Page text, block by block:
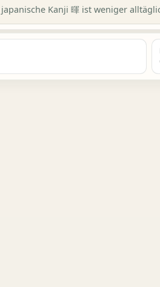
Kanji 暉 ist weniger